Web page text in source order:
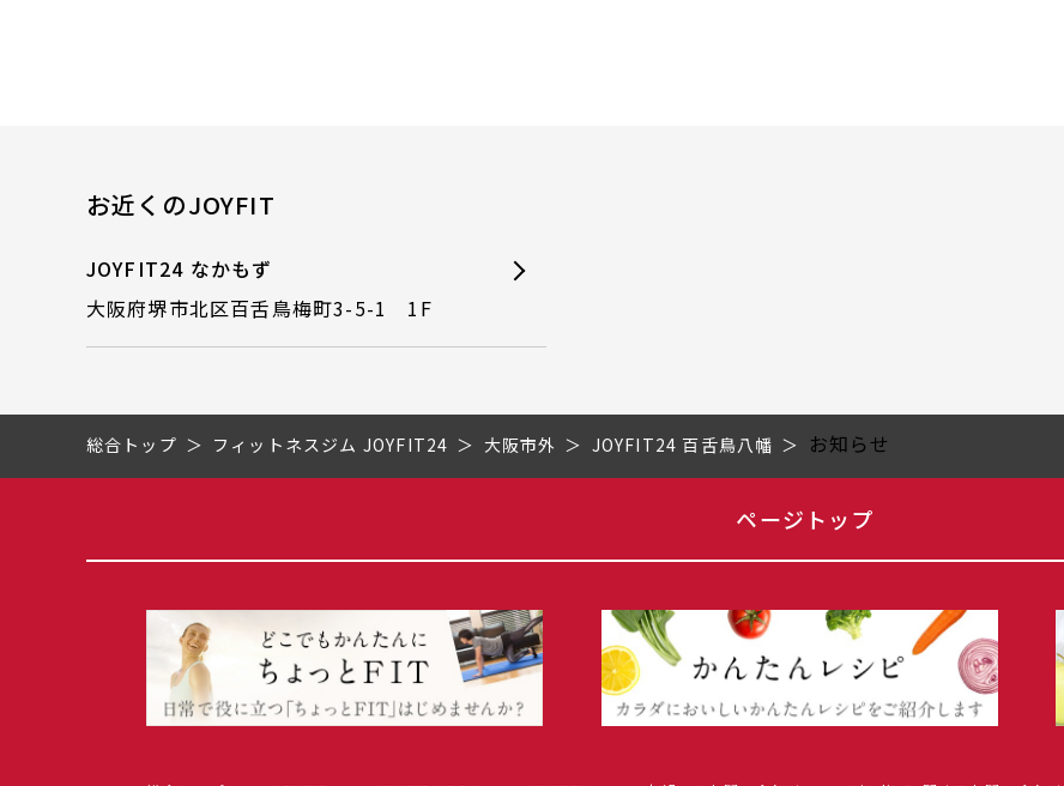
お近くのJOYFIT
JOYFIT24 なかもず
大阪府堺市北区百舌鳥梅町3-5-1 1F
総合トップ フィットネスジム JOYFIT24 大阪市外 JOYFIT24 百舌鳥八幡 お知らせ
ページトップ